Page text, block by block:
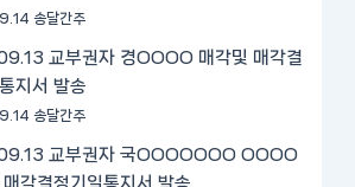
송달간주
교부권자 경OOOO 매각및 매각결
지서 발송
송달간주
교부권자 국OOOOOOO OOOO
매각결정기일통지서 발송